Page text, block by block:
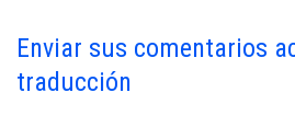
Enviar sus comentarios
traducción